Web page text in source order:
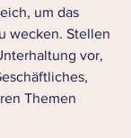
um das
wecken. Stellen
vor,
Themen